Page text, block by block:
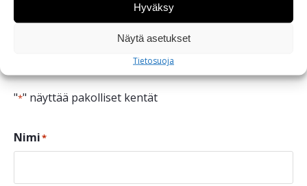
Hyväksy
Näytä asetukset
Tietosuoja
Ota yhteyttä ja kysy lisää
"*" näyttää pakolliset kentät
Nimi*